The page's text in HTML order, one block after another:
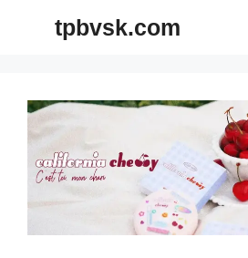
tpbvsk.com